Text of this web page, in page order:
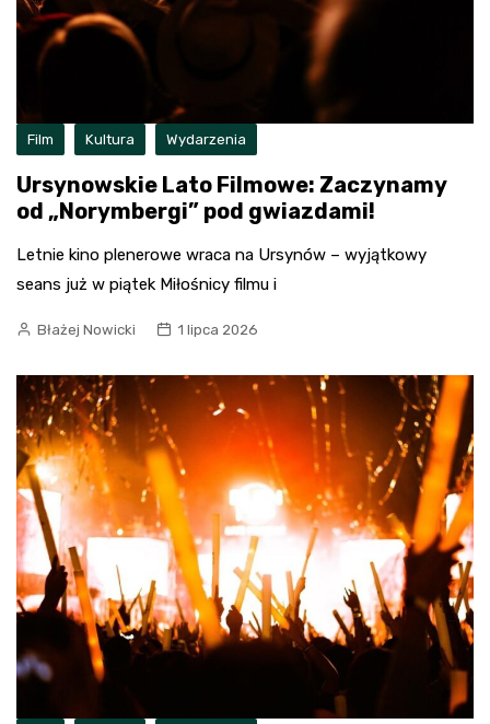
Film Kultura Wydarzenia
Ursynowskie Lato Filmowe: Zaczynamy
od „Norymbergi” pod gwiazdami!
Letnie kino plenerowe wraca na Ursynów – wyjątkowy
seans już w piątek Miłośnicy filmu i
Błażej Nowicki 1 lipca 2026